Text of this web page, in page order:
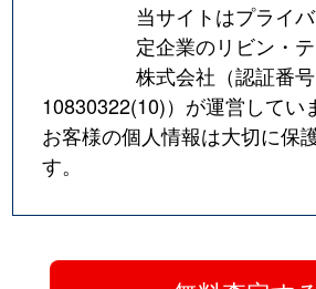
当サイトはプライ
定企業のリビン・
株式会社（認証番号
10830322(10)）が運営してい
お客様の個人情報は大切に保
す。